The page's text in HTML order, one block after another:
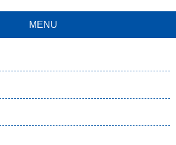
MENU